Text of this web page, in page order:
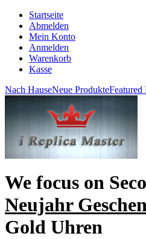
Startseite
Abmelden
Mein Konto
Anmelden
Warenkorb
Kasse
Nach HauseNeue ProdukteFeatured
We focus on
Neujahr
Gold Uhren